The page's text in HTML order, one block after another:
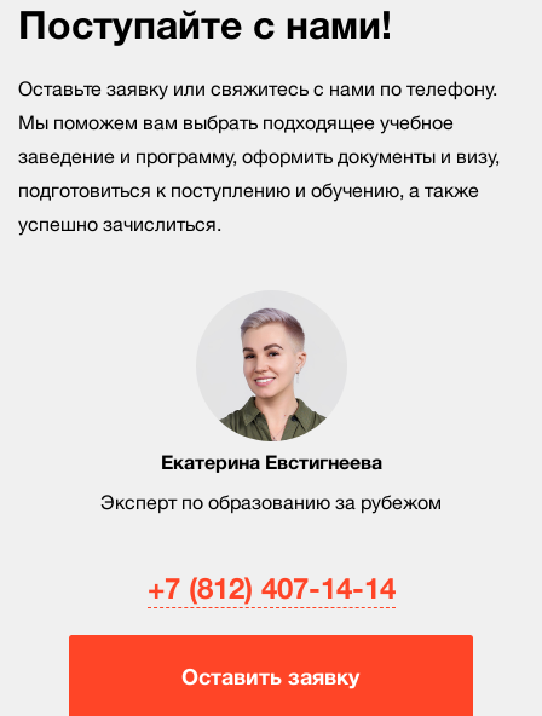
Поступайте с нами!
Екатерина Евстигнеева
Эксперт по образованию за рубежом
Оставьте заявку или свяжитесь с нами по телефону.
Мы поможем вам выбрать подходящее учебное
заведение и программу, оформить документы и визу,
подготовиться к поступлению и обучению, а также
успешно зачислиться.
+7 (812) 407-14-14
Оставить заявку